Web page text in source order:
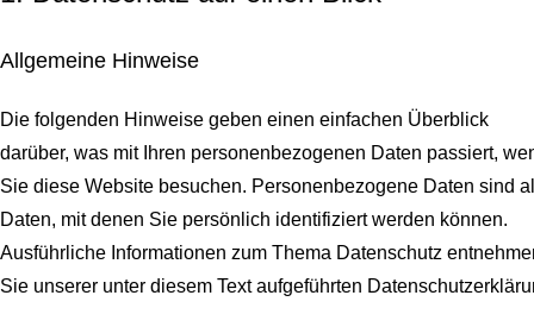
Allgemeine Hinweise
Die folgenden Hinweise geben einen einfachen Überblick
darüber, was mit Ihren personenbezogenen Daten passiert,
Sie diese Website besuchen. Personenbezogene Daten sind
Daten, mit denen Sie persönlich identifiziert werden können.
Ausführliche Informationen zum Thema Datenschutz
Sie unserer unter diesem Text aufgeführten